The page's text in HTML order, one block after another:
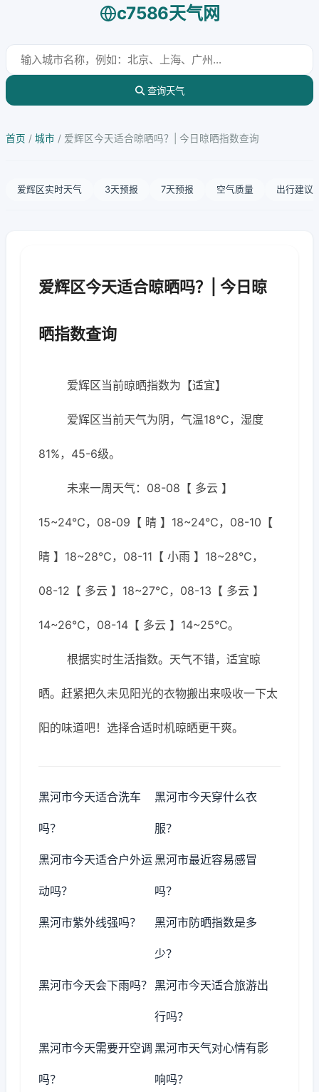
c7586天气网
查询天气
首页 / 城市 / 爱辉区今天适合晾晒吗？| 今日晾晒指数查询
爱辉区实时天气 3天预报 7天预报 空气质量 出行建议
爱辉区今天适合晾晒吗？| 今日晾
晒指数查询
爱辉区当前晾晒指数为【适宜】
爱辉区当前天气为阴，气温18℃，湿度
81%，45-6级。
未来一周天气：08-08【 多云 】
15~24℃，08-09【 晴 】18~24℃，08-10【
晴 】18~28℃，08-11【 小雨 】18~28℃，
08-12【 多云 】18~27℃，08-13【 多云 】
14~26℃，08-14【 多云 】14~25℃。
根据实时生活指数。天气不错，适宜晾
晒。赶紧把久未见阳光的衣物搬出来吸收一下太
阳的味道吧！选择合适时机晾晒更干爽。
黑河市今天适合洗车
吗？
黑河市今天穿什么衣
服？
黑河市今天适合户外运
动吗？
黑河市最近容易感冒
吗？
黑河市紫外线强吗？ 黑河市防晒指数是多
少？
黑河市今天会下雨吗？ 黑河市今天适合旅游出
行吗？
黑河市今天需要开空调
吗？
黑河市天气对心情有影
响吗？